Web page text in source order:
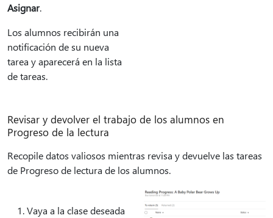
Asignar.
Los alumnos recibirán una
notificación de su nueva
tarea y aparecerá en la lista
de tareas.
Revisar y devolver el trabajo de los alumnos en
Progreso de la lectura
Recopile datos valiosos mientras revisa y devuelve las tareas
de Progreso de lectura de los alumnos.
Vaya a la clase deseada